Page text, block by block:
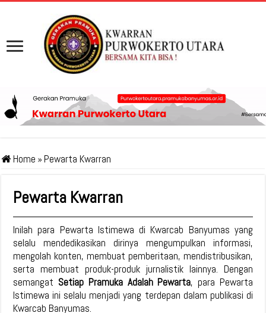
Home »Pewarta Kwarran
Pewarta Kwarran
Inilah para Pewarta Istimewa di Kwarcab Banyumas yang
selalu mendedikasikan dirinya mengumpulkan informasi,
mengolah konten, membuat pemberitaan, mendistribusikan,
serta membuat produk-produk jurnalistik lainnya. Dengan
semangat Setiap Pramuka Adalah Pewarta, para Pewarta
Istimewa ini selalu menjadi yang terdepan dalam publikasi di
Kwarcab Banyumas.